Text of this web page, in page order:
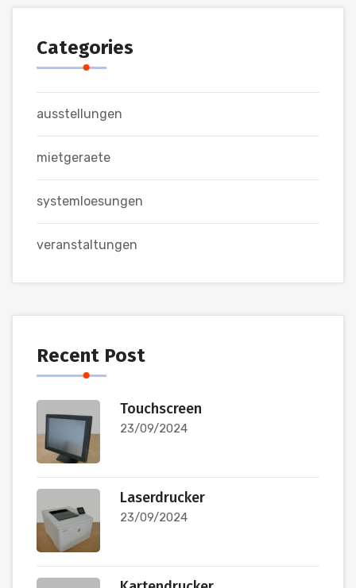
Categories
ausstellungen
mietgeraete
systemloesungen
veranstaltungen
Recent Post
Touchscreen
23/09/2024
Laserdrucker
23/09/2024